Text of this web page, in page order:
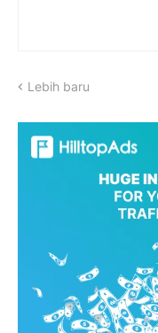
Lebih baru